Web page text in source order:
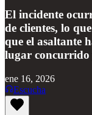
El incidente
de clientes, lo
que el asaltante
lugar concurrido
ene 16, 2026
Escucha